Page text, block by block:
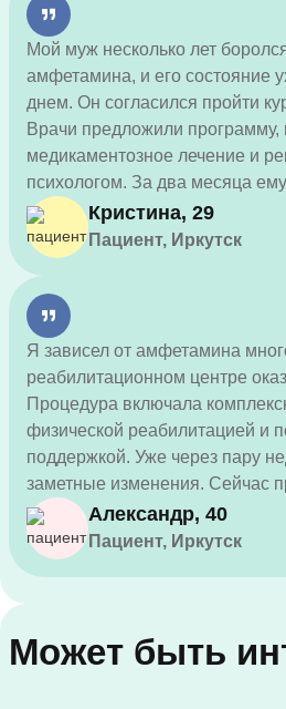
Мой муж несколько лет
амфетамина, и его состояние
днем. Он согласился пройти
Врачи предложили
медикаментозное лечение и
психологом. За два месяца
лучше, и сейчас уже 4 месяца
Кристина, 29
Пациент, Иркутск
Я зависел от амфетамина
реабилитационном центре
Процедура включала
физической реабилитацией и
поддержкой. Уже через пару
заметные изменения. Сейчас
собираюсь останавливаться.
Александр, 40
Пациент, Иркутск
Может быть